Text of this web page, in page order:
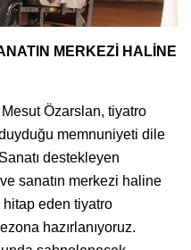
MERKEZİ HALİNE
Özarslan, tiyatro
memnuniyeti dile
destekleyen
sanatın merkezi haline
hitap eden tiyatro
hazırlanıyoruz.